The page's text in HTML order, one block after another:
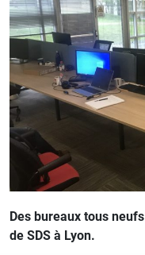
Des bureaux tous
de SDS à Lyon.